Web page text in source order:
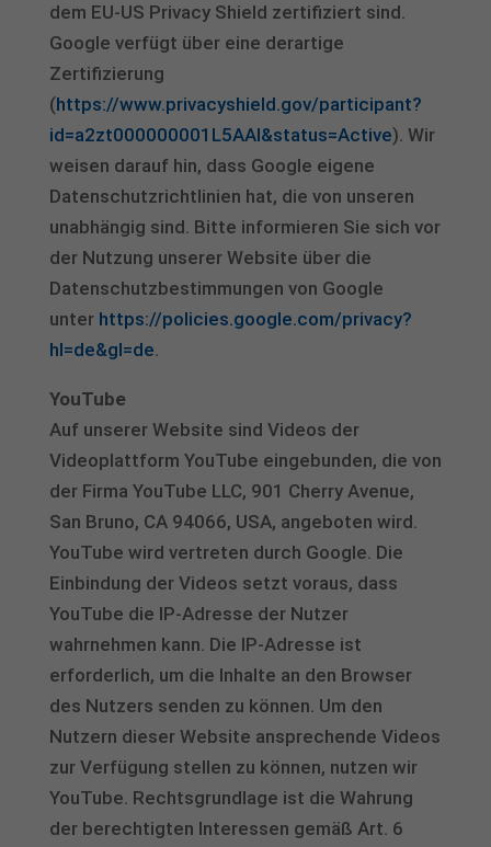
dem EU-US Privacy Shield zertifiziert sind.
Google verfügt über eine derartige
Zertifizierung
(https://www.privacyshield.gov/participant?
id=a2zt000000001L5AAI&status=Active). Wir
weisen darauf hin, dass Google eigene
Datenschutzrichtlinien hat, die von unseren
unabhängig sind. Bitte informieren Sie sich vor
der Nutzung unserer Website über die
Datenschutzbestimmungen von Google
unter https://policies.google.com/privacy?
hl=de&gl=de.
YouTube
Auf unserer Website sind Videos der
Videoplattform YouTube eingebunden, die von
der Firma YouTube LLC, 901 Cherry Avenue,
San Bruno, CA 94066, USA, angeboten wird.
YouTube wird vertreten durch Google. Die
Einbindung der Videos setzt voraus, dass
YouTube die IP-Adresse der Nutzer
wahrnehmen kann. Die IP-Adresse ist
erforderlich, um die Inhalte an den Browser
des Nutzers senden zu können. Um den
Nutzern dieser Website ansprechende Videos
zur Verfügung stellen zu können, nutzen wir
YouTube. Rechtsgrundlage ist die Wahrung
der berechtigten Interessen gemäß Art. 6